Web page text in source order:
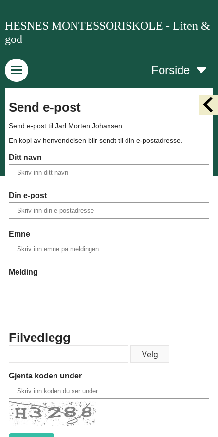
HESNES MONTESSORISKOLE - Liten &
god
Forside
Send e-post
Send e-post til Jarl Morten Johansen.
En kopi av henvendelsen blir sendt til din e-postadresse.
Ditt navn
Din e-post
Emne
Melding
Filvedlegg
Gjenta koden under